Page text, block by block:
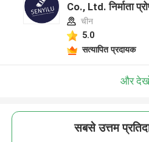
Co., Ltd. निर्माता
चीन
5.0
सत्यापित प्रदायक
और
सबसे उत्तम